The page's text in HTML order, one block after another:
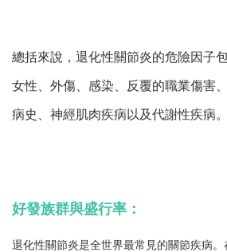
總括來說，退化性關節炎的危險因子
女性、外傷、感染、反覆的職業傷害
病史、神經肌肉疾病以及代謝性疾病。
好發族群與盛行率：
退化性關節炎是全世界最常見的關節疾病